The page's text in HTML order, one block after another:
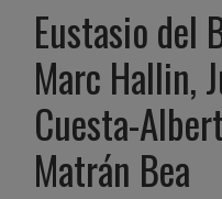
Eustasio del
Marc Hallin,
Cuesta-
Matrán Bea